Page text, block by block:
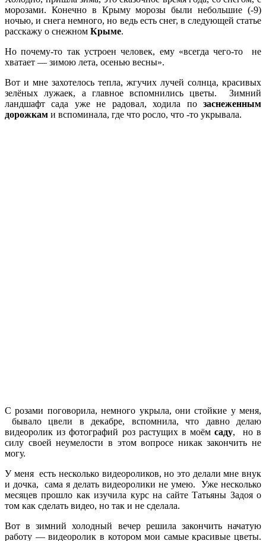
морозами. Конечно в Крыму морозы были небольшие (-9)
ночью, и снега немного, но ведь есть снег, в следующей статье
расскажу о снежном Крыме.
Но почему-то так устроен человек, ему «всегда чего-то не
хватает — зимою лета, осенью весны».
Вот и мне захотелось тепла, жгучих лучей солнца, красивых
зелёных лужаек, а главное вспомнились цветы. Зимний
ландшафт сада уже не радовал, ходила по заснеженным
дорожкам и вспоминала, где что росло, что -то укрывала.
С розами поговорила, немного укрыла, они стойкие у меня,
бывало цвели в декабре, вспомнила, что давно делаю
видеоролик из фотографий роз растущих в моёмсаду, но в
силу своей неумелости в этом вопросе никак закончить не
могу.
У меня есть несколько видеороликов, но это делали мне внук
и дочка, сама я делать видеоролики не умею. Уже несколько
месяцев прошло как изучила курс на сайте Татьяны Задоя о
том как сделать видео, но так и не сделала.
Вот в зимний холодный вечер решила закончить начатую
работу — видеоролик в котором мои самые красивые цветы.